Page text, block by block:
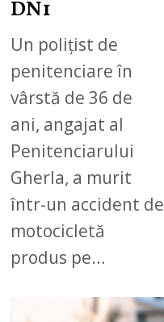
DN1
Un polițist de
penitenciare în
vârstă de 36 de
ani, angajat al
Penitenciarului
Gherla, a murit
într-un accident de
motocicletă
produs pe…